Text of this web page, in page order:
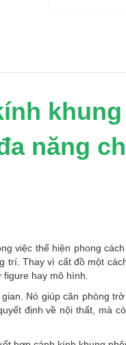
năng
việc thể hiện phong
Thay vì cất đồ một
hay mô hình.
Nó giúp căn phòng
định về nội thất, mà